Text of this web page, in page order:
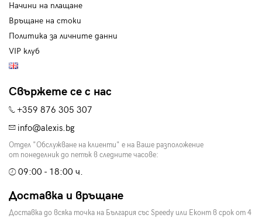
Начини на плащане
Връщане на стоки
Политика за личните данни
VIP клуб
Свържете се с нас
+359 876 305 307
info@alexis.bg
Отдел "Обслужване на клиенти" е на Ваше разположение
от понеделник до петък в следните часове:
09:00 - 18:00 ч.
Доставка и връщане
Доставка до всяка точка на България със Speedy или Еконт в срок от 4